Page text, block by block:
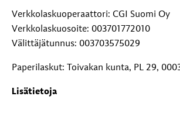
Verkkolaskuoperaattori: CGI Suomi Oy
Verkkolaskuosoite: 003701772010
Välittäjätunnus: 003703575029
Paperilaskut: Toivakan kunta, PL 29,
Lisätietoja